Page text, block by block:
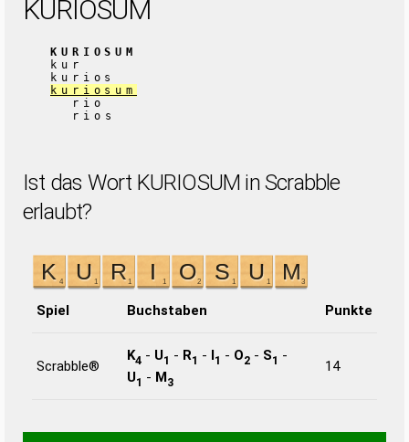
KURIOSUM
KURIOSUM
kur
kurios
kuriosum
rio
rios
Ist das Wort KURIOSUM in Scrabble
erlaubt?
Spiel Buchstaben Punkte
Scrabble®
K4 - U1 - R1 - I1 - O2 - S1 -
U1 - M3
14